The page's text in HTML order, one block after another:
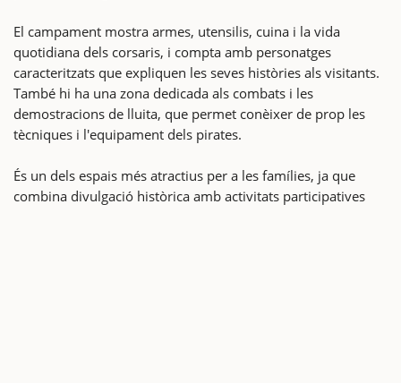
El campament mostra armes, utensilis, cuina i la vida
quotidiana dels corsaris, i compta amb personatges
caracteritzats que expliquen les seves històries als visitants.
També hi ha una zona dedicada als combats i les
demostracions de lluita, que permet conèixer de prop les
tècniques i l'equipament dels pirates.
És un dels espais més atractius per a les famílies, ja que
combina divulgació històrica amb activitats participatives